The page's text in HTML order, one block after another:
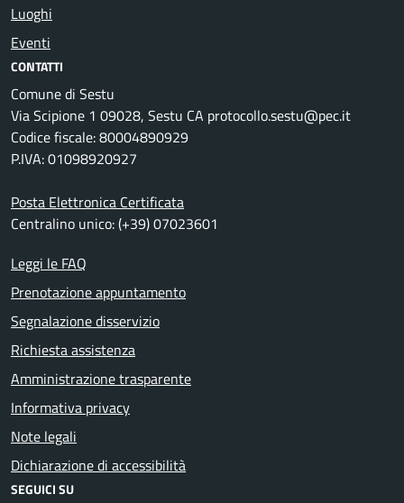
Luoghi
Eventi
CONTATTI
Comune di Sestu
Via Scipione 1 09028, Sestu CA protocollo.sestu@pec.it
Codice fiscale: 80004890929
P.IVA: 01098920927
Posta Elettronica Certificata
Centralino unico: (+39) 07023601
Leggi le FAQ
Prenotazione appuntamento
Segnalazione disservizio
Richiesta assistenza
Amministrazione trasparente
Informativa privacy
Note legali
Dichiarazione di accessibilità
SEGUICI SU